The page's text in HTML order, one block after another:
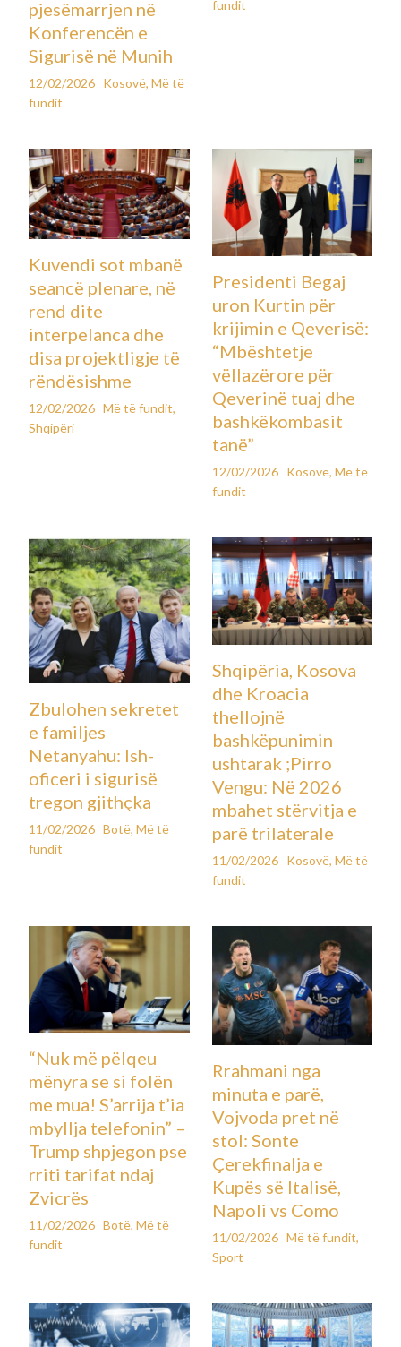
pjesëmarrjen në
Konferencën e
Sigurisë në Munih
12/02/2026 Kosovë,Më të
fundit
fundit
Kuvendi sot mbanë
seancë plenare, në
rend dite
interpelanca dhe
disa projektligje të
rëndësishme
12/02/2026 Më të fundit,
Shqipëri
Presidenti Begaj
uron Kurtin për
krijimin e Qeverisë:
“Mbështetje
vëllazërore për
Qeverinë tuaj dhe
bashkëkombasit
tanë”
12/02/2026 Kosovë, Më të
fundit
Zbulohen sekretet
e familjes
Netanyahu: Ish-
oficeri i sigurisë
tregon gjithçka
11/02/2026 Botë,Më të
fundit
Shqipëria, Kosova
dhe Kroacia
thellojnë
bashkëpunimin
ushtarak ;Pirro
Vengu: Në 2026
mbahet stërvitja e
parë trilaterale
11/02/2026 Kosovë, Më të
fundit
“Nuk më pëlqeu
mënyra se si folën
me mua! S’arrija t’ia
mbyllja telefonin” –
Trump shpjegon pse
rriti tarifat ndaj
Zvicrës
11/02/2026 Botë,Më të
fundit
Rrahmani nga
minuta e parë,
Vojvoda pret në
stol: Sonte
Çerekfinalja e
Kupës së Italisë,
Napoli vs Como
11/02/2026 Më të fundit,
Sport